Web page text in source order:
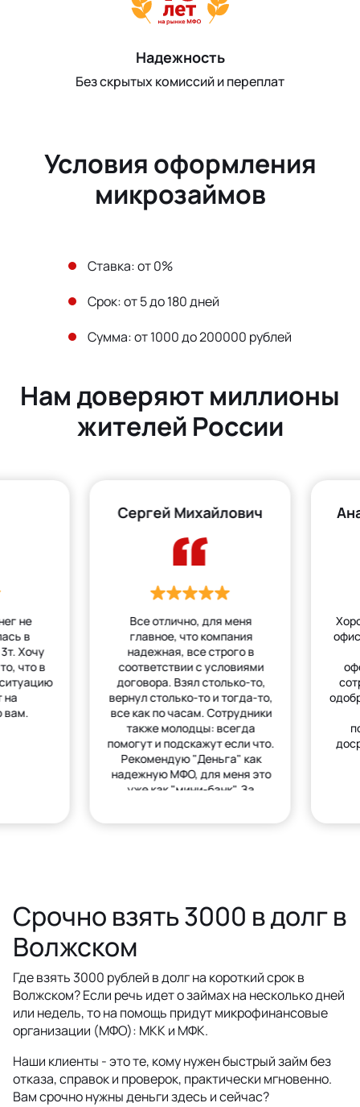
Надежность
Без скрытых комиссий и переплат
Условия оформления
микрозаймов
Ставка: от 0%
Срок: от 5 до 180 дней
Сумма: от 1000 до 200000 рублей
Нам доверяют миллионы
жителей России
не
в
Хочу
что в
на
вам.
Сергей Михайлович
Все отлично, для меня
главное, что компания
надежная, все строго в
соответствии с условиями
договора. Взял столько-то,
вернул столько-то и тогда-то,
все как по часам. Сотрудники
также молодцы: всегда
помогут и подскажут если что.
Рекомендую "Деньга" как
надежную МФО, для меня это
уже как "мини-банк". За
Срочно взять 3000 в долг в
Волжском
Где взять 3000 рублей в долг на короткий срок в
Волжском? Если речь идет о займах на несколько дней
или недель, то на помощь придут микрофинансовые
организации (МФО): МКК и МФК.
Наши клиенты - это те, кому нужен быстрый займ без
отказа, справок и проверок, практически мгновенно.
Вам срочно нужны деньги здесь и сейчас?